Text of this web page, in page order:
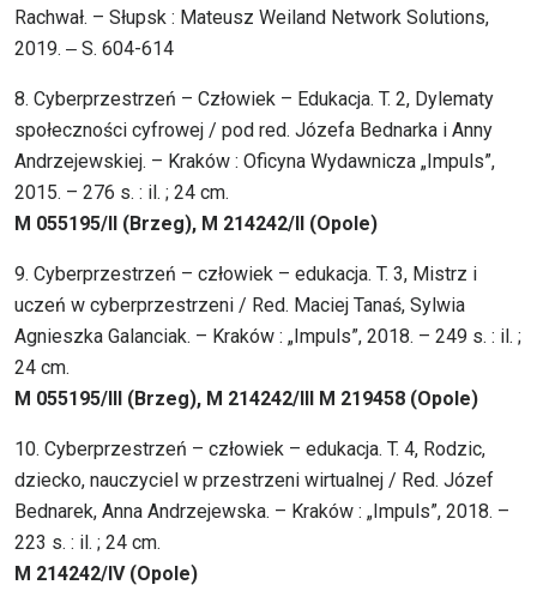
Rachwał. – Słupsk : Mateusz Weiland Network Solutions,
2019. ‒ S. 604-614
8. Cyberprzestrzeń – Człowiek – Edukacja. T. 2, Dylematy
społeczności cyfrowej / pod red. Józefa Bednarka i Anny
Andrzejewskiej. – Kraków : Oficyna Wydawnicza „Impuls”,
2015. – 276 s. : il. ; 24 cm.
M 055195/II (Brzeg), M 214242/II (Opole)
9. Cyberprzestrzeń – człowiek – edukacja. T. 3, Mistrz i
uczeń w cyberprzestrzeni / Red. Maciej Tanaś, Sylwia
Agnieszka Galanciak. – Kraków : „Impuls”, 2018. – 249 s. : il. ;
24 cm.
M 055195/III (Brzeg), M 214242/III M 219458 (Opole)
10. Cyberprzestrzeń – człowiek – edukacja. T. 4, Rodzic,
dziecko, nauczyciel w przestrzeni wirtualnej / Red. Józef
Bednarek, Anna Andrzejewska. – Kraków : „Impuls”, 2018. –
223 s. : il. ; 24 cm.
M 214242/IV (Opole)